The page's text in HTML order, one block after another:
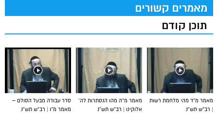
מאמרים קשורים
תוכן קודם
סדר עבודה מבעל הסולם –
מאמר מ”ו | רב”ש תש”נ
מאמר מ”ה מהו הנסתרות לה’
אלוקינו | רב”ש תש”נ
מאמר מ”ד מהי מלחמת רשות
| רב”ש תש”נ